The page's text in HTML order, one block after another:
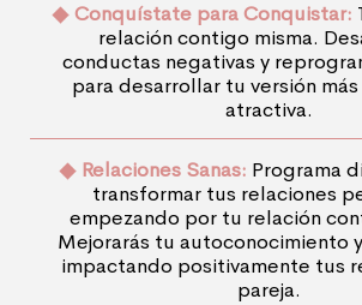
Conquístate para Conquistar:
relación contigo misma.
conductas negativas y
para desarrollar tu versión
atractiva.
Relaciones Sanas: Programa
transformar tus relaciones
empezando por tu relación
Mejorarás tu autoconocimiento
impactando positivamente tus
pareja.